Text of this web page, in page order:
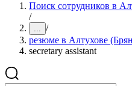
Поиск сотрудников в
/
... /
резюме в Алтухове
secretary assistant